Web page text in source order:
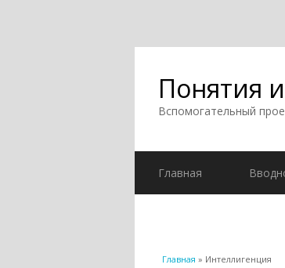
Понятия
Вспомогательный
Главная
Вы здесь
Главная » Интеллигенция